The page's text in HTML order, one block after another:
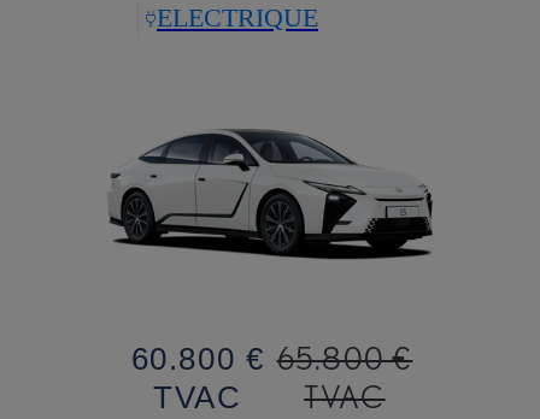
ELECTRIQUE
60.800 €
TVAC
65.800 €
TVAC